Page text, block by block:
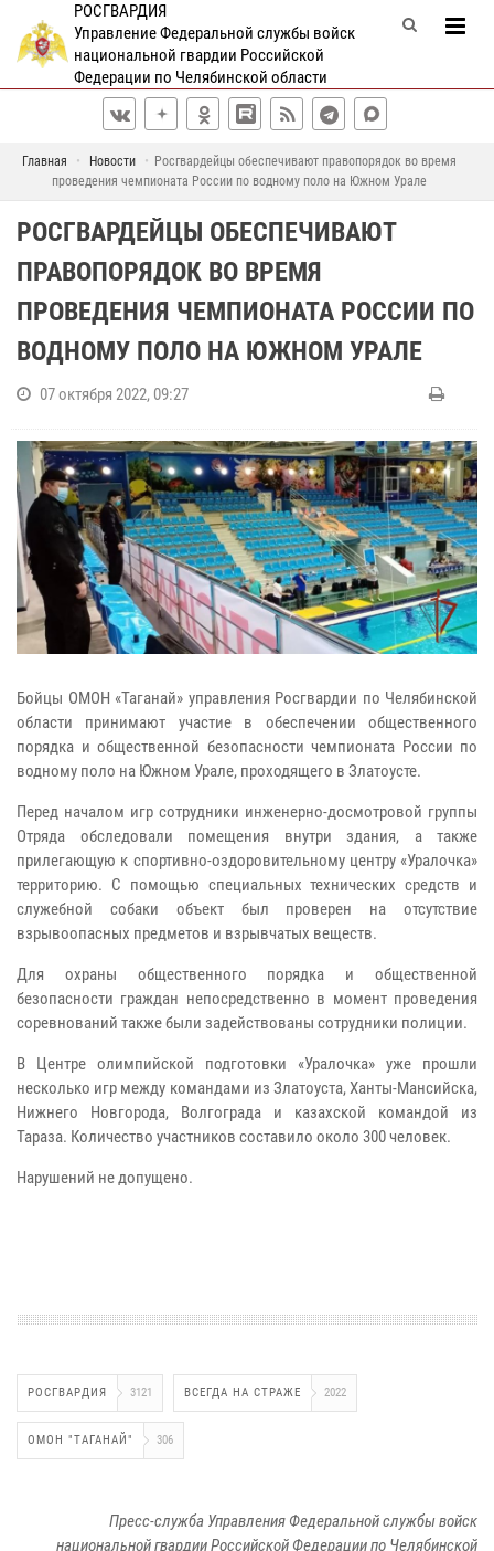
РОСГВАРДИЯ
Управление Федеральной службы войск
национальной гвардии Российской
Федерации по Челябинской области
Главная Новости
Росгвардейцы обеспечивают правопорядок во время
проведения чемпионата России по водному поло на Южном Урале
РОСГВАРДЕЙЦЫ ОБЕСПЕЧИВАЮТ
ПРАВОПОРЯДОК ВО ВРЕМЯ
ПРОВЕДЕНИЯ ЧЕМПИОНАТА РОССИИ ПО
ВОДНОМУ ПОЛО НА ЮЖНОМ УРАЛЕ
07 октября 2022, 09:27
Бойцы ОМОН «Таганай» управления Росгвардии по Челябинской
области принимают участие в обеспечении общественного
порядка и общественной безопасности чемпионата России по
водному поло на Южном Урале, проходящего в Златоусте.
Перед началом игр сотрудники инженерно-досмотровой группы
Отряда обследовали помещения внутри здания, а также
прилегающую к спортивно-оздоровительному центру «Уралочка»
территорию. С помощью специальных технических средств и
служебной собаки объект был проверен на отсутствие
взрывоопасных предметов и взрывчатых веществ.
Для охраны общественного порядка и общественной
безопасности граждан непосредственно в момент проведения
соревнований также были задействованы сотрудники полиции.
В Центре олимпийской подготовки «Уралочка» уже прошли
несколько игр между командами из Златоуста, Ханты-Мансийска,
Нижнего Новгорода, Волгограда и казахской командой из
Тараза. Количество участников составило около 300 человек.
Нарушений не допущено.
РОСГВАРДИЯ 3121 ВСЕГДА НА СТРАЖЕ 2022
ОМОН "ТАГАНАЙ" 306
Пресс-служба Управления Федеральной службы войск
национальной гвардии Российской Федерации по Челябинской